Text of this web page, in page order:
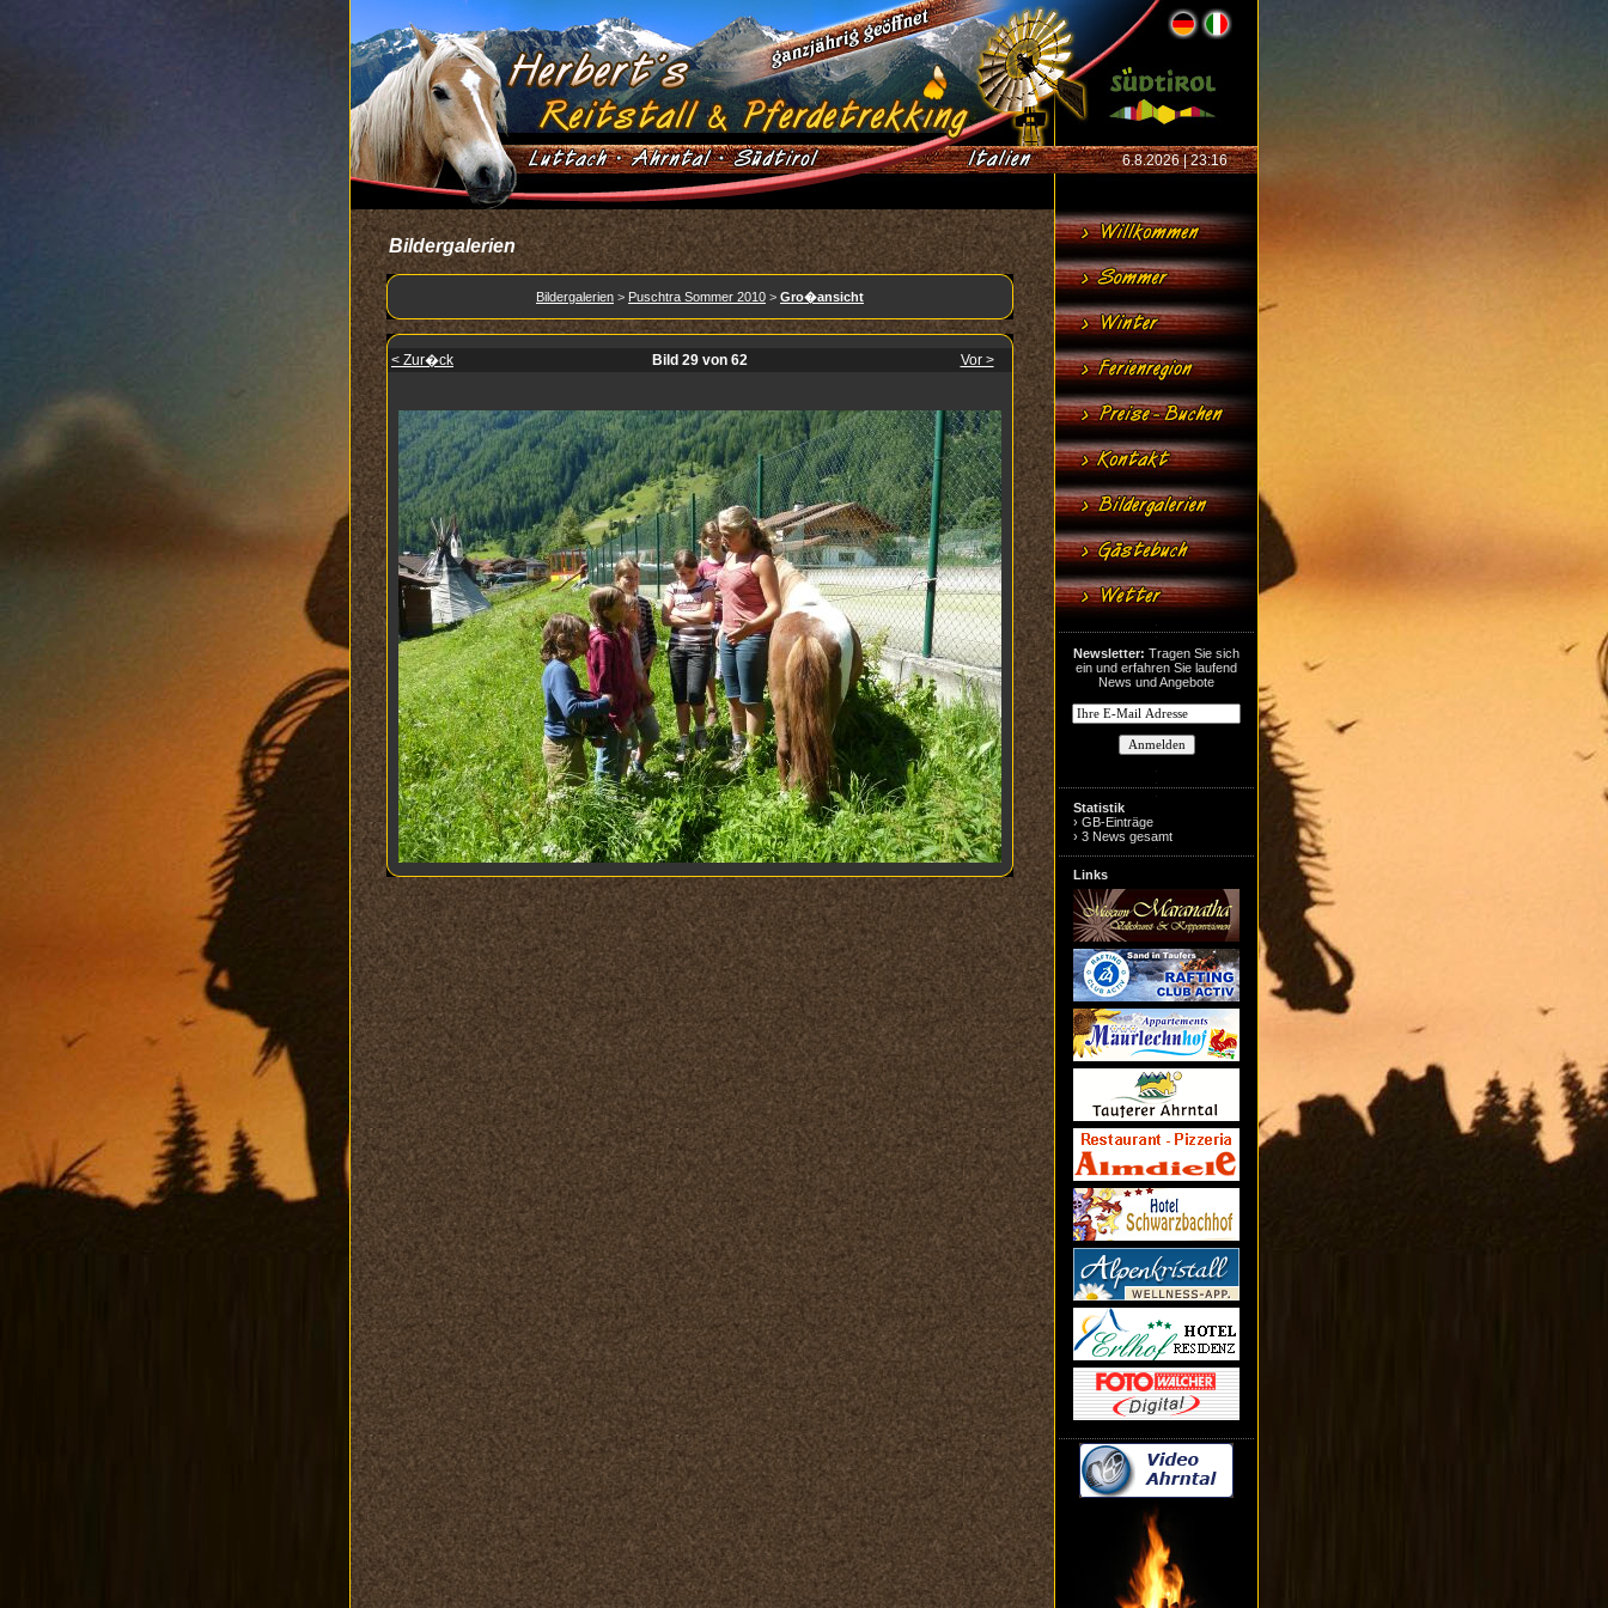
6.8.2026 | 23:16
Bildergalerien
Bildergalerien > Puschtra Sommer 2010 > Gro�ansicht
< Zur�ck Bild 29 von 62 Vor >
Newsletter: Tragen Sie sich
ein und erfahren Sie laufend
News und Angebote
Statistik
› GB-Einträge
› 3 News gesamt
Links